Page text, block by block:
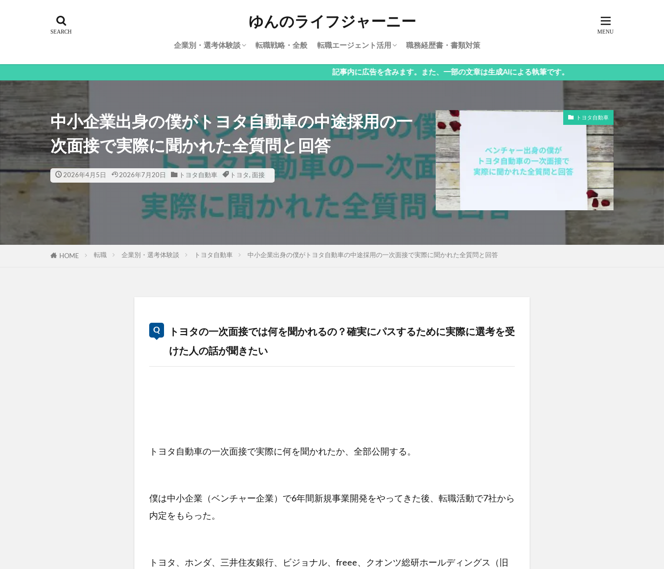
ゆんのライフジャーニー
企業別・選考体験談 転職戦略・全般 転職エージェント活用
ビズリーチ
JACリクルートメント
職務経歴書・書類対策
記事内に広告を含みます。また、一部の文章は生成AIによる執筆です。
中小企業出身の僕がトヨタ自動車の中途採用の一
次面接で実際に聞かれた全質問と回答
2026年4月5日 2026年7月20日 トヨタ自動車 トヨタ, 面接
トヨタ自動車
HOME 転職 企業別・選考体験談 トヨタ自動車 中小企業出身の僕がトヨタ自動車の中途採用の一次面接で実際に聞かれた全質問と回答
トヨタの一次面接では何を聞かれるの？確実にパスするために実際に選考を受
けた人の話が聞きたい
トヨタ自動車の一次面接で実際に何を聞かれたか、全部公開する。
僕は中小企業（ベンチャー企業）で6年間新規事業開発をやってきた後、転職活動で7社から
内定をもらった。
トヨタ、ホンダ、三井住友銀行、ビジョナル、freee、クオンツ総研ホールディングス（旧